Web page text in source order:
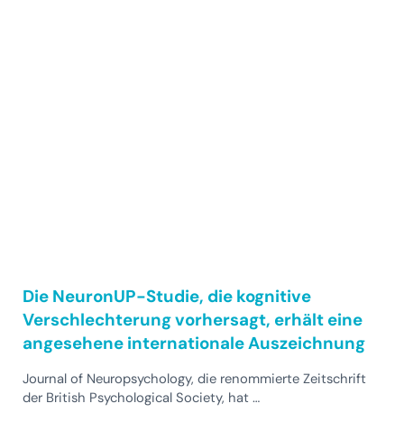
Die NeuronUP-Studie, die kognitive
Verschlechterung vorhersagt, erhält eine
angesehene internationale Auszeichnung
Journal of Neuropsychology, die renommierte Zeitschrift
der British Psychological Society, hat …